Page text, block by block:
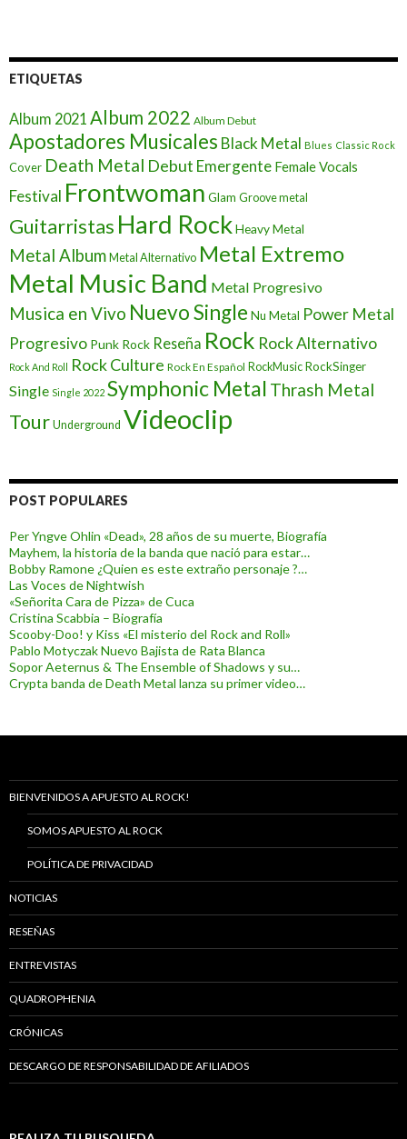
ETIQUETAS
Album 2021 Album 2022 Album Debut
Apostadores Musicales Black Metal Blues Classic Rock
Cover Death Metal Debut Emergente Female Vocals
Festival Frontwoman Glam Groove metal
Guitarristas Hard RockHeavy Metal
Metal Album Metal Alternativo Metal Extremo
Metal Music Band Metal Progresivo
Musica en Vivo Nuevo Single Nu Metal Power Metal
Progresivo Punk Rock Reseña Rock Rock Alternativo
Rock And Roll Rock Culture Rock En Español RockMusic RockSinger
Single Single 2022 Symphonic Metal Thrash Metal
Tour Underground Videoclip
POST POPULARES
Per Yngve Ohlin «Dead», 28 años de su muerte, Biografía
Mayhem, la historia de la banda que nació para estar…
Bobby Ramone ¿Quien es este extraño personaje ?…
Las Voces de Nightwish
«Señorita Cara de Pizza» de Cuca
Cristina Scabbia – Biografía
Scooby-Doo! y Kiss «El misterio del Rock and Roll»
Pablo Motyczak Nuevo Bajista de Rata Blanca
Sopor Aeternus & The Ensemble of Shadows y su…
Crypta banda de Death Metal lanza su primer video…
BIENVENIDOS A APUESTO AL ROCK!
SOMOS APUESTO AL ROCK
POLÍTICA DE PRIVACIDAD
NOTICIAS
RESEÑAS
ENTREVISTAS
QUADROPHENIA
CRÓNICAS
DESCARGO DE RESPONSABILIDAD DE AFILIADOS